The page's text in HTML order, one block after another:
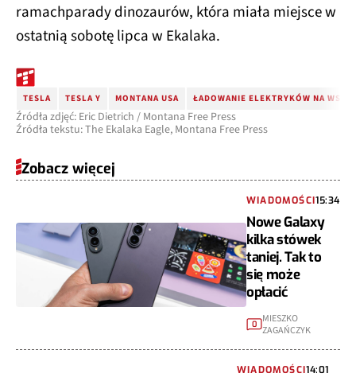
ramachparady dinozaurów, która miała miejsce w
ostatnią sobotę lipca w Ekalaka.
TESLA TESLA Y MONTANA USA ŁADOWANIE ELEKTRYKÓW NA WSI
Źródła zdjęć: Eric Dietrich / Montana Free Press
Źródła tekstu: The Ekalaka Eagle, Montana Free Press
Zobacz więcej
WIADOMOŚCI15:34
Nowe Galaxy
kilka stówek
taniej. Tak to
się może
opłacić
0
MIESZKO
ZAGAŃCZYK
WIADOMOŚCI14:01